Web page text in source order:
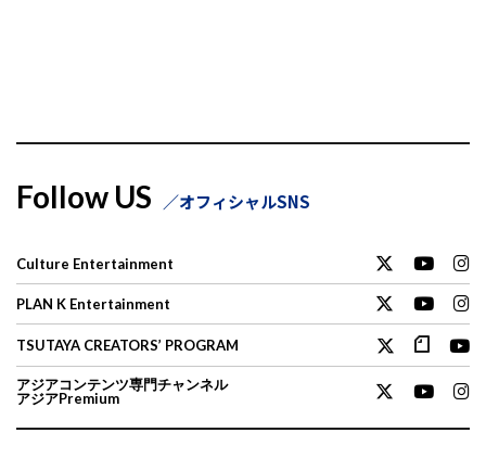
Follow US オフィシャルSNS
Culture Entertainment
PLAN K Entertainment
TSUTAYA CREATORS’ PROGRAM
アジアコンテンツ専門チャンネル
アジアPremium